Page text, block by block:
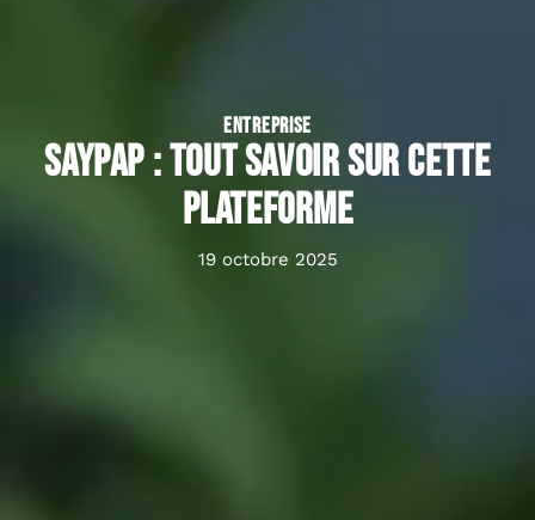
ENTREPRISE
Saypap : tout savoir sur cette
plateforme
19 octobre 2025